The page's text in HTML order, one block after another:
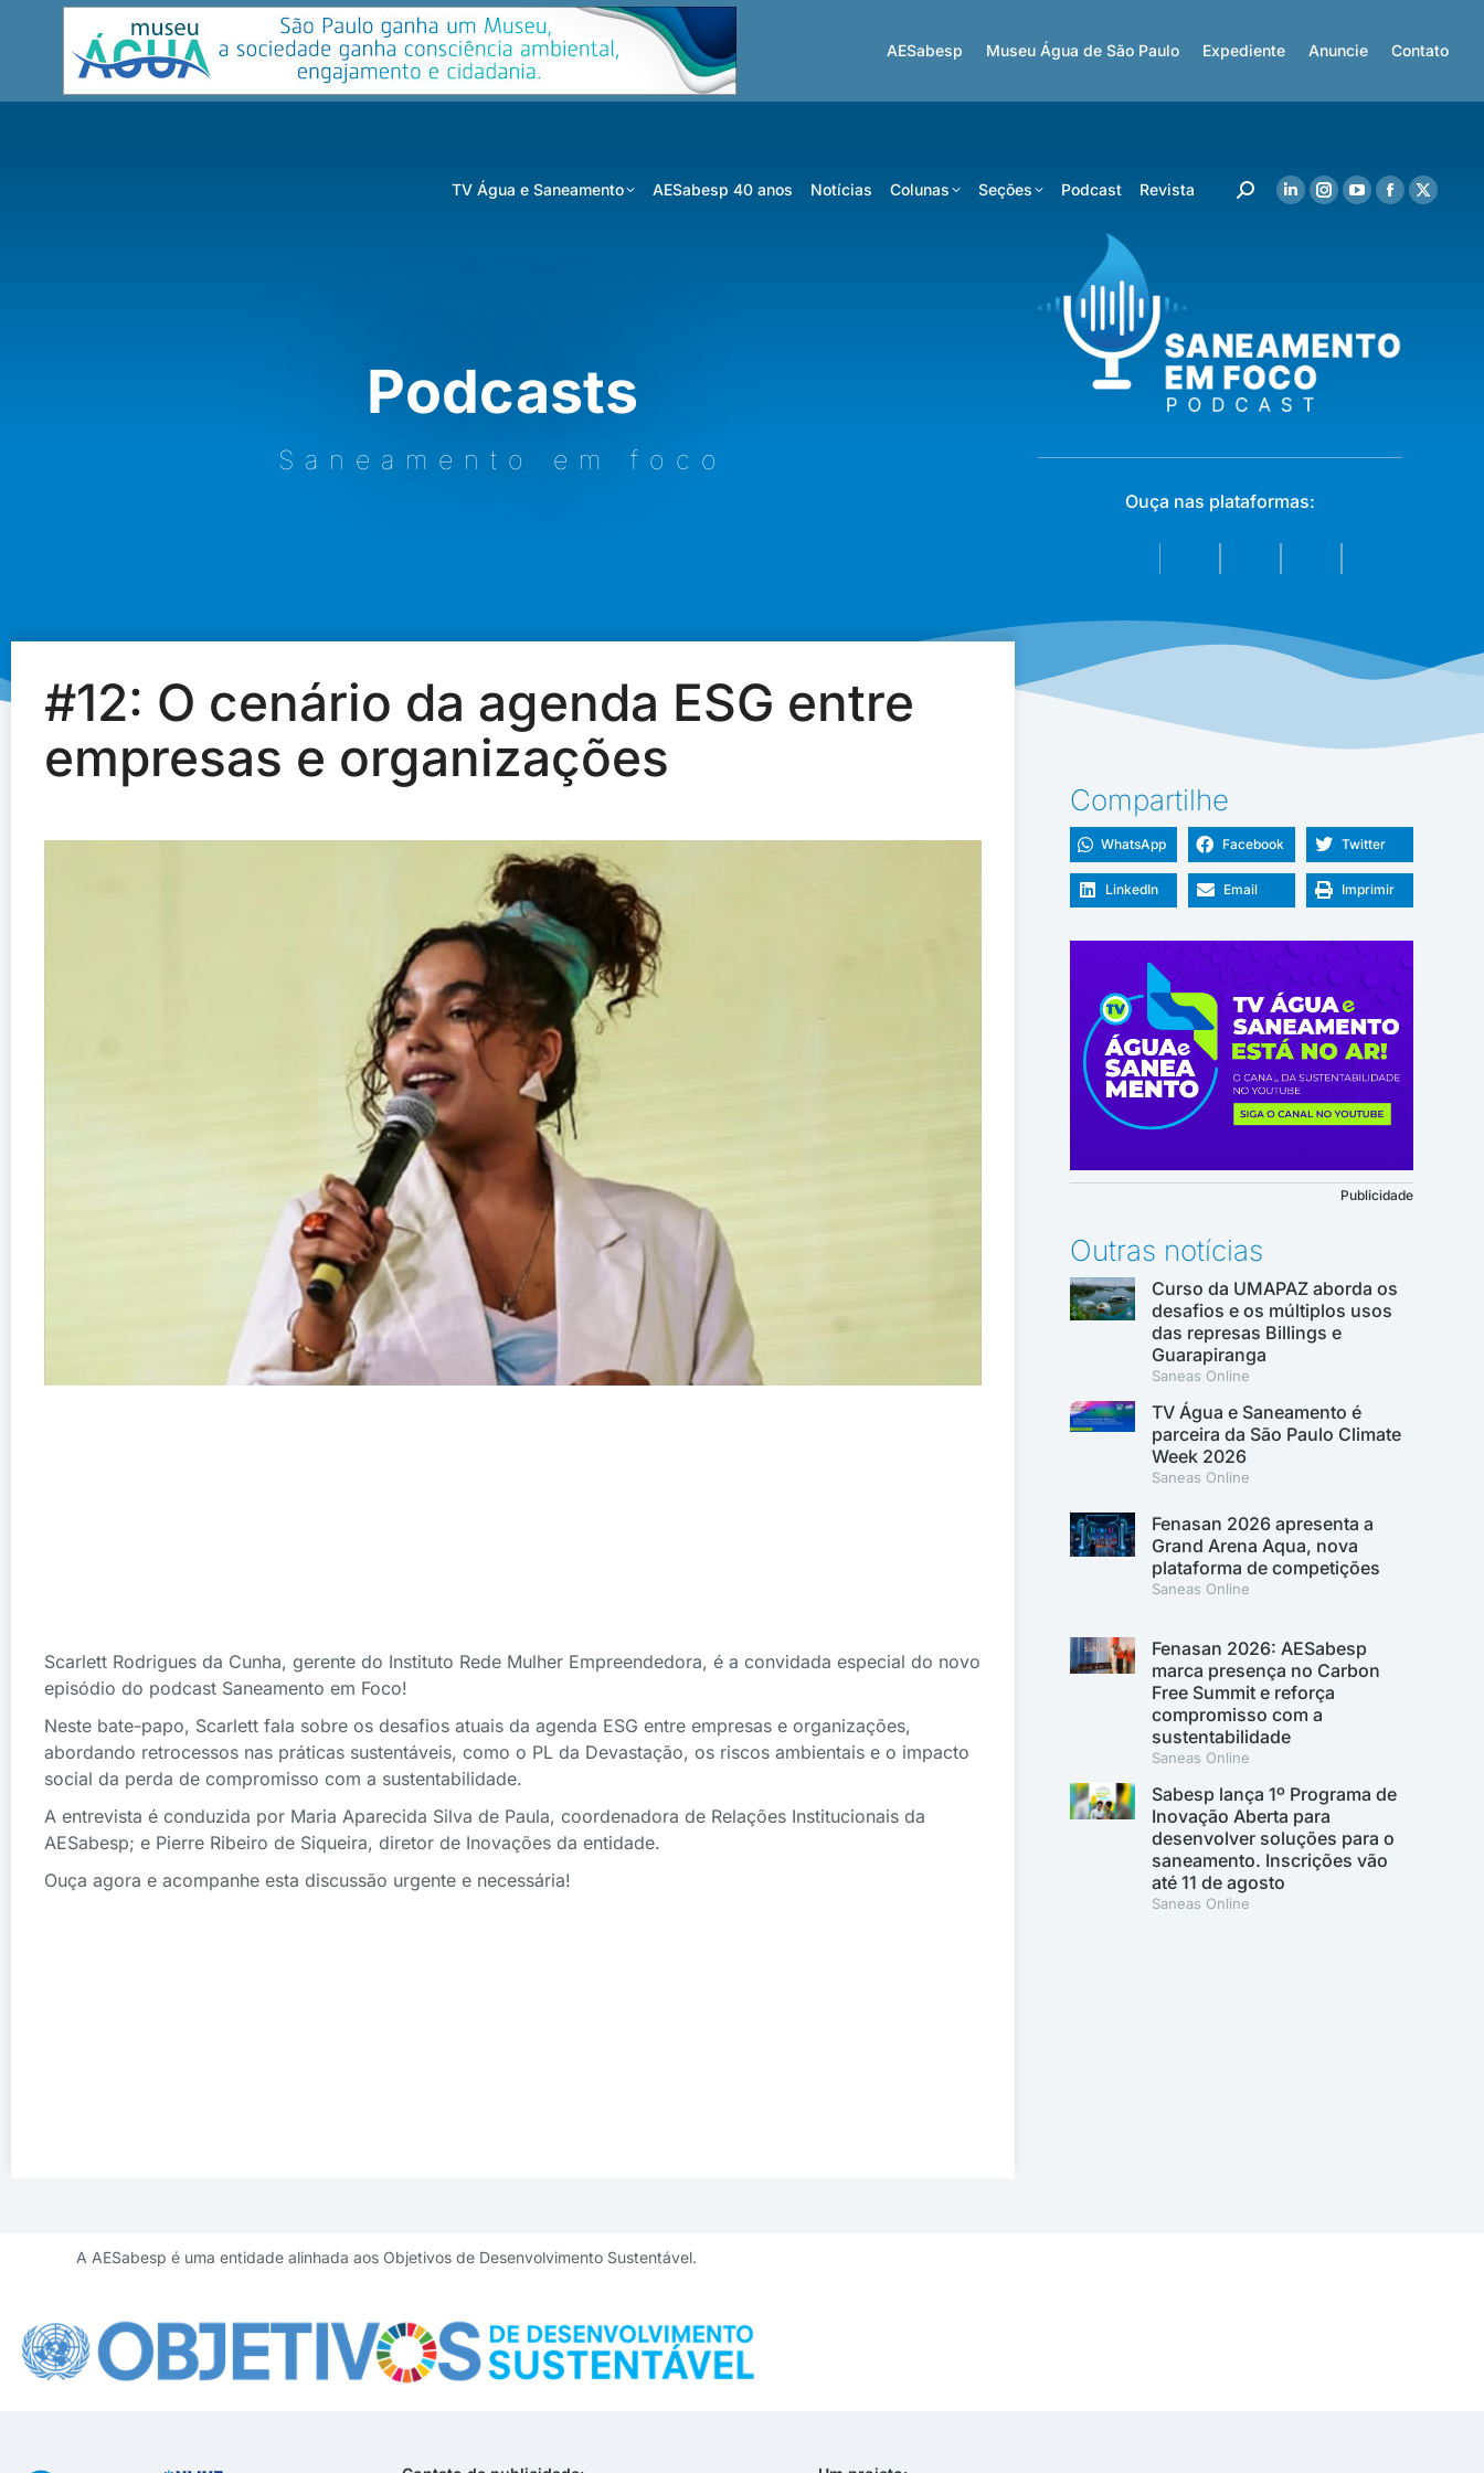
AESabesp Museu Água de São Paulo Expediente Anuncie Contato
TV Água e Saneamento AESabesp 40 anos Notícias Colunas Seções Podcast Revista
Podcasts
Saneamento em foco
Ouça nas plataformas:
#12: O cenário da agenda ESG entre
empresas e organizações
Scarlett Rodrigues da Cunha, gerente do Instituto Rede Mulher Empreendedora, é a convidada especial do novo
episódio do podcast Saneamento em Foco!
Neste bate-papo, Scarlett fala sobre os desafios atuais da agenda ESG entre empresas e organizações,
abordando retrocessos nas práticas sustentáveis, como o PL da Devastação, os riscos ambientais e o impacto
social da perda de compromisso com a sustentabilidade.
A entrevista é conduzida por Maria Aparecida Silva de Paula, coordenadora de Relações Institucionais da
AESabesp; e Pierre Ribeiro de Siqueira, diretor de Inovações da entidade.
Ouça agora e acompanhe esta discussão urgente e necessária!
Compartilhe
WhatsApp Facebook Twitter
LinkedIn Email Imprimir
Publicidade
Outras notícias
Curso da UMAPAZ aborda os
desafios e os múltiplos usos
das represas Billings e
Guarapiranga
Saneas Online
TV Água e Saneamento é
parceira da São Paulo Climate
Week 2026
Saneas Online
Fenasan 2026 apresenta a
Grand Arena Aqua, nova
plataforma de competições
Saneas Online
Fenasan 2026: AESabesp
marca presença no Carbon
Free Summit e reforça
compromisso com a
sustentabilidade
Saneas Online
Sabesp lança 1º Programa de
Inovação Aberta para
desenvolver soluções para o
saneamento. Inscrições vão
até 11 de agosto
Saneas Online
A AESabesp é uma entidade alinhada aos Objetivos de Desenvolvimento Sustentável.